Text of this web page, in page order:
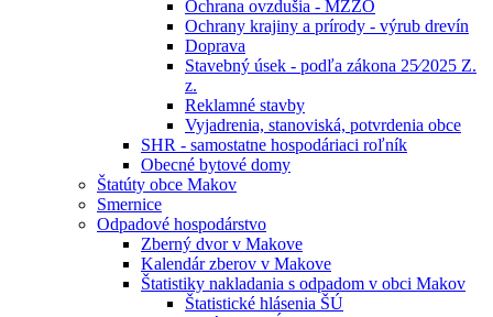
Ochrana ovzdušia - MZZO
Ochrany krajiny a prírody - výrub drevín
Doprava
Stavebný úsek - podľa zákona 25⁄2025 Z.
z.
Reklamné stavby
Vyjadrenia, stanoviská, potvrdenia obce
SHR - samostatne hospodáriaci roľník
Obecné bytové domy
Štatúty obce Makov
Smernice
Odpadové hospodárstvo
Zberný dvor v Makove
Kalendár zberov v Makove
Štatistiky nakladania s odpadom v obci Makov
Štatistické hlásenia ŠÚ